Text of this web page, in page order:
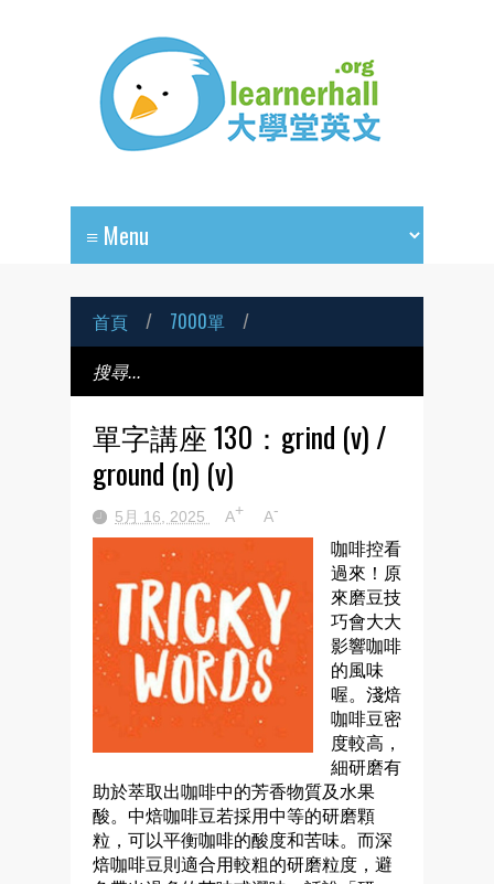
首頁 / 7000單 /
單字講座 130：grind (v) /
ground (n) (v)
5月 16, 2025 A+ A-
咖啡控看
過來！原
來磨豆技
巧會大大
影響咖啡
的風味
喔。淺焙
咖啡豆密
度較高，
細研磨有
助於萃取出咖啡中的芳香物質及水果
酸。中焙咖啡豆若採用中等的研磨顆
粒，可以平衡咖啡的酸度和苦味。而深
焙咖啡豆則適合用較粗的研磨粒度，避